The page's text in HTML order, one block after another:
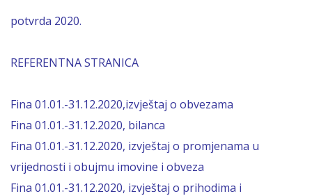
potvrda 2020.
REFERENTNA STRANICA
Fina 01.01.-31.12.2020,izvještaj o obvezama
Fina 01.01.-31.12.2020, bilanca
Fina 01.01.-31.12.2020, izvještaj o promjenama u
vrijednosti i obujmu imovine i obveza
Fina 01.01.-31.12.2020, izvještaj o prihodima i